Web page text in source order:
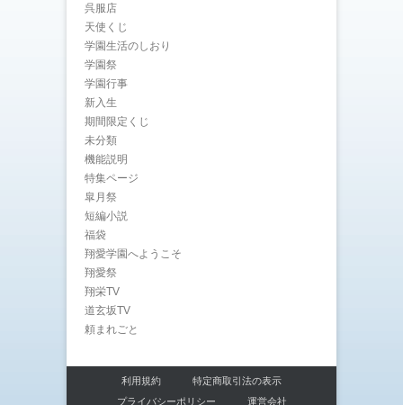
呉服店
天使くじ
学園生活のしおり
学園祭
学園行事
新入生
期間限定くじ
未分類
機能説明
特集ページ
皐月祭
短編小説
福袋
翔愛学園へようこそ
翔愛祭
翔栄TV
道玄坂TV
頼まれごと
利用規約
特定商取引法の表示
プライバシーポリシー
運営会社